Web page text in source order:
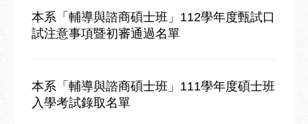
本系「輔導與諮商碩士班」112學年度甄試口
試注意事項暨初審通過名單
本系「輔導與諮商碩士班」111學年度碩士班
入學考試錄取名單